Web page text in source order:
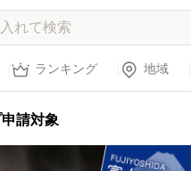
ランキング 地域
請対象